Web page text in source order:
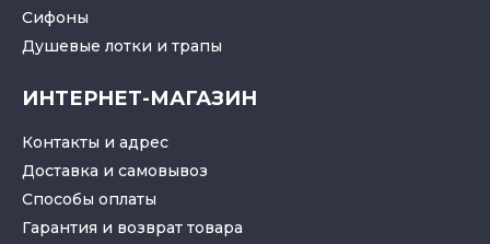
Cифоны
Душевые лотки и трапы
ИНТЕРНЕТ-МАГАЗИН
Контакты и адрес
Доставка и самовывоз
Способы оплаты
Гарантия и возврат товара